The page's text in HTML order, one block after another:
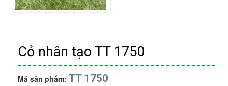
Cỏ nhân tạo TT 1750
Mã sản phẩm: TT 1750